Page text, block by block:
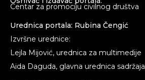
Centar za promociju civilnog društva
Urednica portala: Rubina Čengić
Izvršne urednice:
Lejla Mijović, urednica za multimedije
Aida Daguda, glavna urednica sadržaja